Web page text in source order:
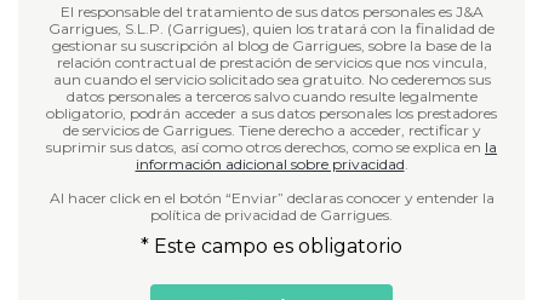
El responsable del tratamiento de sus datos personales es J&A
Garrigues, S.L.P. (Garrigues), quien los tratará con la finalidad de
gestionar su suscripción al blog de Garrigues, sobre la base de la
relación contractual de prestación de servicios que nos vincula,
aun cuando el servicio solicitado sea gratuito. No cederemos sus
datos personales a terceros salvo cuando resulte legalmente
obligatorio, podrán acceder a sus datos personales los prestadores
de servicios de Garrigues. Tiene derecho a acceder, rectificar y
suprimir sus datos, así como otros derechos, como se explica en la
información adicional sobre privacidad
Al hacer click en el botón “Enviar” declaras conocer y entender la
política de privacidad de Garrigues.
* Este campo es obligatorio